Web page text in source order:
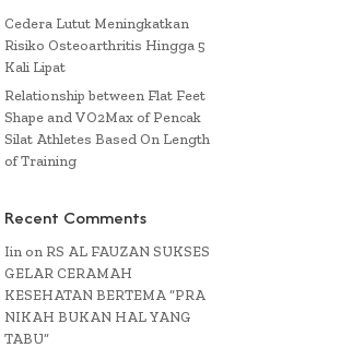
Cedera Lutut Meningkatkan
Risiko Osteoarthritis Hingga 5
Kali Lipat
Relationship between Flat Feet
Shape and VO2Max of Pencak
Silat Athletes Based On Length
of Training
Recent Comments
Iin on RS AL FAUZAN SUKSES
GELAR CERAMAH
KESEHATAN BERTEMA “PRA
NIKAH BUKAN HAL YANG
TABU”